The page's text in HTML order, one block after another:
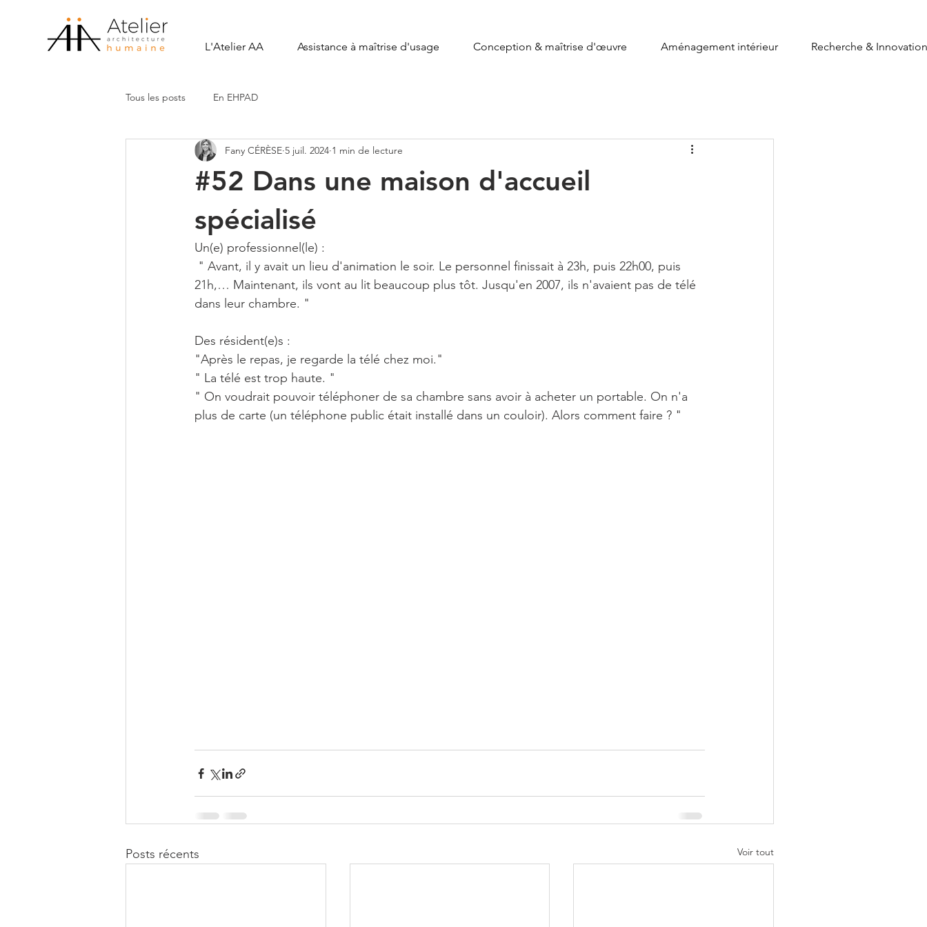
L'Atelier AA Assistance à maîtrise d'usage Conception & maîtrise d'œuvre Aménagement intérieur Recherche & Innovation
Tous les posts En EHPAD
#52 Dans une maison d'accueil
spécialisé
Fany CÉRÈSE 5 juil. 2024 1 min de lecture
Un(e) professionnel(le) :
" Avant, il y avait un lieu d'animation le soir. Le personnel finissait à 23h, puis 22h00, puis
21h,… Maintenant, ils vont au lit beaucoup plus tôt. Jusqu'en 2007, ils n'avaient pas de télé
dans leur chambre. "
Des résident(e)s :
"Après le repas, je regarde la télé chez moi."
" La télé est trop haute. "
" On voudrait pouvoir téléphoner de sa chambre sans avoir à acheter un portable. On n'a
plus de carte (un téléphone public était installé dans un couloir). Alors comment faire ? "
Posts récents Voir tout